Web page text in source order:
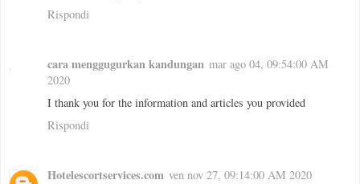
Rispondi
cara menggugurkan kandungan mar ago 04, 09:54:00 AM
2020
I thank you for the information and articles you provided
Rispondi
Hotelescortservices.com ven nov 27, 09:14:00 AM 2020